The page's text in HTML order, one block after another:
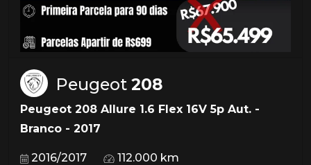
Peugeot 208
Peugeot 208 Allure 1.6 Flex 16V 5p Aut. -
Branco - 2017
2016/2017 112.000 km